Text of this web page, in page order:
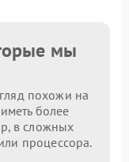
мы
похожи на
более
в сложных
процессора.